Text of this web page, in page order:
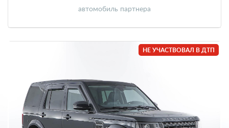
автомобиль партнера
НЕ УЧАСТВОВАЛ В ДТП